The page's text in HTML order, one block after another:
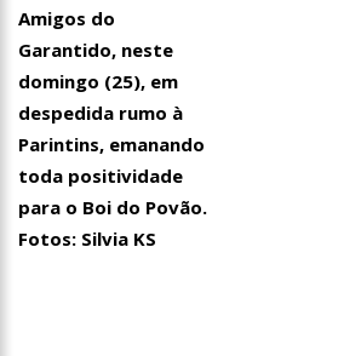
Amigos do
Garantido, neste
domingo (25), em
despedida rumo à
Parintins, emanando
toda positividade
para o Boi do Povão.
Fotos: Silvia KS